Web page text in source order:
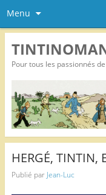
Menu
Pour tous les passionnés
HERGÉ, TINTIN,
Publié par Jean-Luc